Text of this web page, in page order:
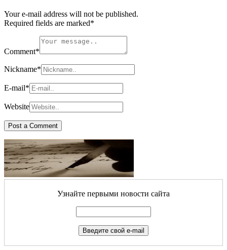
Your e-mail address will not be published.
Required fields are marked*
Comment*
Nickname*
E-mail*
Website
Узнайте первыми новости сайта